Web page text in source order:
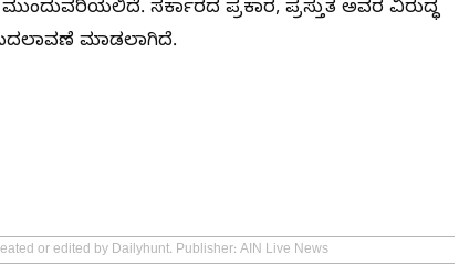
ಸರ್ಕಾರದ ಪ್ರಕಾರ, ಪ್ರಸ್ತುತ ಅವರ ವಿರುದ್ಧ
ಮಾಡಲಾಗಿದೆ.
or edited by Dailyhunt. Publisher: AIN Live News